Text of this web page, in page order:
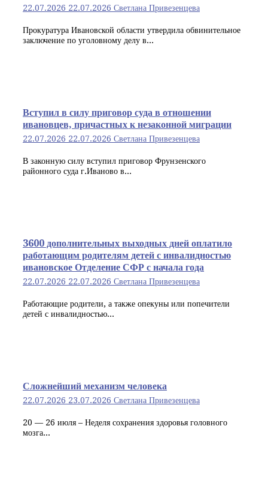
22.07.2026 22.07.2026 Светлана Привезенцева
Прокуратура Ивановской области утвердила обвинительное
заключение по уголовному делу в...
Вступил в силу приговор суда в отношении
ивановцев, причастных к незаконной миграции
22.07.2026 22.07.2026 Светлана Привезенцева
В законную силу вступил приговор Фрунзенского
районного суда г.Иваново в...
3600 дополнительных выходных дней оплатило
работающим родителям детей с инвалидностью
ивановское Отделение СФР с начала года
22.07.2026 22.07.2026 Светлана Привезенцева
Работающие родители, а также опекуны или попечители
детей с инвалидностью...
Сложнейший механизм человека
22.07.2026 23.07.2026 Светлана Привезенцева
20 — 26 июля – Неделя сохранения здоровья головного
мозга...